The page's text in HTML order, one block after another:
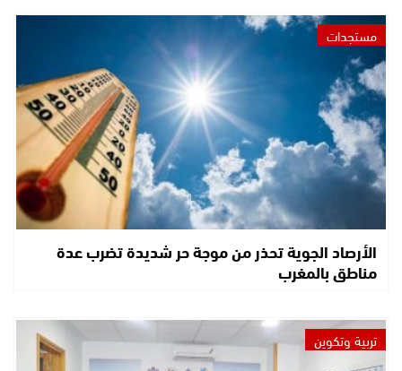
مستجدات
الأرصاد الجوية تحذر من موجة حر شديدة تضرب عدة
مناطق بالمغرب
تربية وتكوين